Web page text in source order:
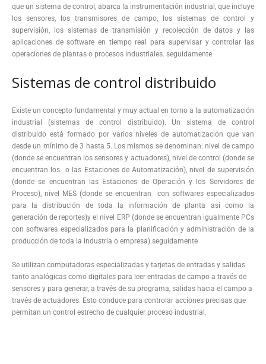
que un sistema de control, abarca la instrumentación industrial, que incluye
los sensores, los transmisores de campo, los sistemas de control y
supervisión, los sistemas de transmisión y recolección de datos y las
aplicaciones de software en tiempo real para supervisar y controlar las
operaciones de plantas o procesos industriales. seguidamente
Sistemas de control distribuido
Existe un concepto fundamental y muy actual en torno a la automatización
industrial (sistemas de control distribuido). Un sistema de control
distribuido está formado por varios niveles de automatización que van
desde un mínimo de 3 hasta 5. Los mismos se denominan: nivel de campo
(donde se encuentran los sensores y actuadores), nivel de control (donde se
encuentran los o las Estaciones de Automatización), nivel de supervisión
(donde se encuentran las Estaciones de Operación y los Servidores de
Proceso), nivel MES (donde se encuentran con softwares especializados
para la distribución de toda la información de planta así como la
generación de reportes)y el nivel ERP (donde se encuentran igualmente PCs
con softwares especializados para la planificación y administración de la
producción de toda la industria o empresa).seguidamente
Se utilizan computadoras especializadas y tarjetas de entradas y salidas
tanto analógicas como digitales para leer entradas de campo a través de
sensores y para generar, a través de su programa, salidas hacia el campo a
través de actuadores. Esto conduce para controlar acciones precisas que
permitan un control estrecho de cualquier proceso industrial.